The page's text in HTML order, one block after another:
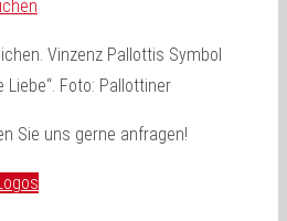
Vinzenz Pallottis Symbol
Liebe“. Foto: Pallottiner
Sie uns gerne anfragen!